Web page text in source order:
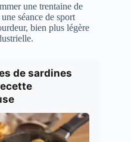
une trentaine de
séance de sport
bien plus légère
de sardines